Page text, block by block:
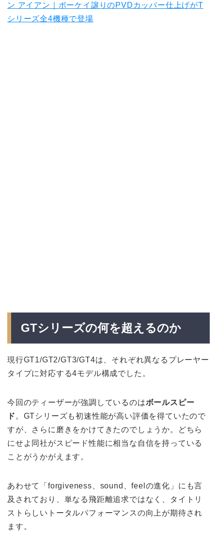
ン アイアン｜ボーケイ譲りのPVDカッパー仕上げがT
シリーズ全4機種で登場
GTシリーズの何を超えるのか
現行GT1/GT2/GT3/GT4は、それぞれ異なるプレーヤー
タイプに対応する4モデル構成でした。
今回のティーザーが強調しているのはボールスピー
ド 。GTシリーズも初速性能が高い評価を得ていたので
すが、さらに磨きをかけてきたのでしょうか。どちら
にせよ同社がスピード性能に相当な自信を持っている
ことがうかがえます。
あわせて「forgiveness、sound、feelの進化」にも言
及されており、単なる飛距離追求ではなく、タイトリ
ストらしいトータルパフォーマンスの向上が期待され
ます。